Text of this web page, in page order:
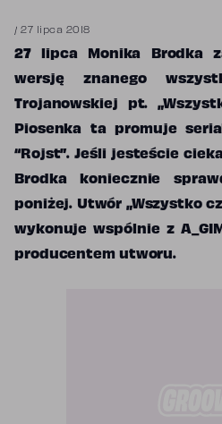
/ 27 lipca 2018
27 lipca Monika Brodka
wersję znanego
Trojanowskiej pt.
Piosenka ta promuje
“Rojst”. Jeśli jesteście
Brodka koniecznie
poniżej. Utwór „Wszystko
wykonuje wspólnie z
producentem utworu.